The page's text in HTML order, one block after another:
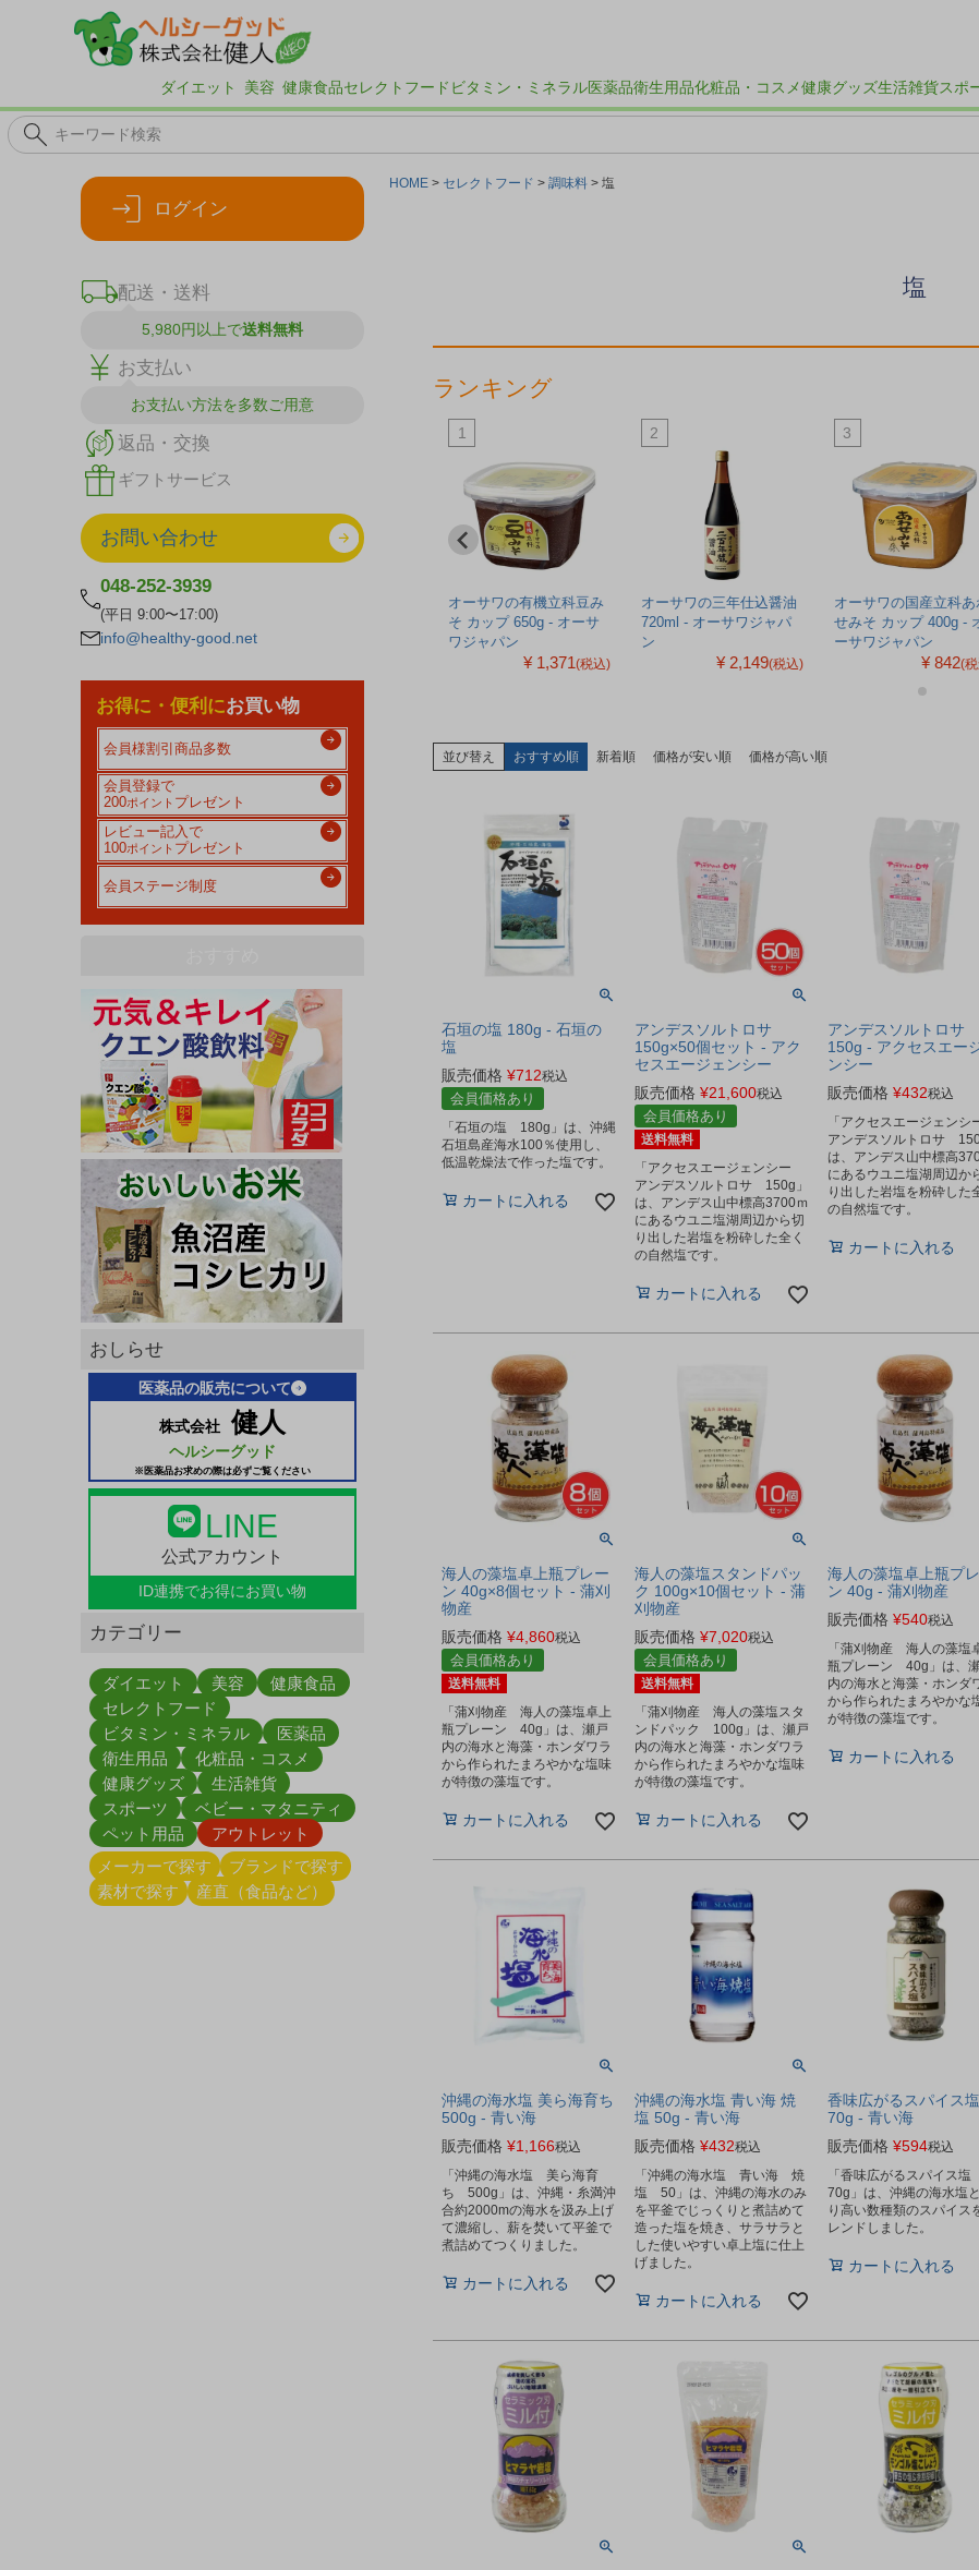
ダイエット 美容 健康食品セレクトフード ビタミン・ミネラル医薬品衛生用品化粧品・コスメ健康グッズ生活雑貨スポ
ログイン
配送・送料
5,980円以上で送料無料
お支払い
お支払い方法を多数ご用意
返品・交換
ギフトサービス
お問い合わせ
048-252-3939
(平日 9:00〜17:00)
info@healthy-good.net
お得に・便利にお買い物
会員様割引商品多数
会員登録で
200ポイント プレゼント
レビュー記入で
100ポイント プレゼント
会員ステージ制度
おしらせ
医薬品の販売について
株式会社 健人
ヘルシーグッド
※医薬品お求めの際は必ずご覧ください
LINE
公式アカウント
ID連携でお得にお買い物
カテゴリー
ダイエット 美容
健康食品
セレクトフード
ビタミン・ミネラル
医薬品
衛生用品
化粧品・コスメ
健康グッズ
生活雑貨
スポーツ
ベビー・マタニティ
ペット用品
アウトレット
メーカーで探す
ブランドで探す
素材で探す
産直（食品など）
HOME セレクトフード 調味料 塩
塩
ランキング
オーサワの蔵づくり有機
醤油 500ml - オーサワジ
ャパン
サワジャパン
1
オーサワの有機立科豆み
そ カップ 650g - オーサ
ワジャパン
¥ 1,371(税込)
2
オーサワの三年仕込醤油
720ml - オーサワジャパ
ン
¥ 2,149(税込)
3
オーサワの国産立科あ
せみそ カップ 400g -
ーサワジャパン
¥ 842(
並び替え おすすめ順 新着順 価格が安い順 価格が高い順
石垣の塩 180g - 石垣の
塩
販売価格 ¥712税込
会員価格あり
「石垣の塩 180g」は、沖縄
石垣島産海水100％使用し、
低温乾燥法で作った塩です。
カートに入れる
アンデスソルトロサ
150g×50個セット - アク
セスエージェンシー
販売価格 ¥21,600税込
会員価格あり
送料無料
「アクセスエージェンシー
アンデスソルトロサ 150g」
は、アンデス山中標高3700ｍ
にあるウユニ塩湖周辺から切
り出した岩塩を粉砕した全く
の自然塩です。
カートに入れる
アンデスソルトロサ
150g - アクセスエー
ンシー
販売価格 ¥432税込
「アクセスエージェンシ
アンデスソルトロサ
は、アンデス山中標高
にあるウユニ塩湖周辺か
り出した岩塩を粉砕した
の自然塩です。
カートに入れる
海人の藻塩卓上瓶プレー
ン 40g×8個セット - 蒲刈
物産
販売価格 ¥4,860税込
会員価格あり
送料無料
「蒲刈物産 海人の藻塩卓上
瓶プレーン 40g」は、瀬戸
内の海水と海藻・ホンダワラ
から作られたまろやかな塩味
が特徴の藻塩です。
カートに入れる
海人の藻塩スタンドパッ
ク 100g×10個セット - 蒲
刈物産
販売価格 ¥7,020税込
会員価格あり
送料無料
「蒲刈物産 海人の藻塩スタ
ンドパック 100g」は、瀬戸
内の海水と海藻・ホンダワラ
から作られたまろやかな塩味
が特徴の藻塩です。
カートに入れる
海人の藻塩卓上瓶プ
ン 40g - 蒲刈物産
販売価格 ¥540税込
「蒲刈物産 海人の藻塩
瓶プレーン 40g」は、
内の海水と海藻・ホンダ
から作られたまろやかな
が特徴の藻塩です。
カートに入れる
沖縄の海水塩 美ら海育ち
500g - 青い海
販売価格 ¥1,166税込
「沖縄の海水塩 美ら海育
ち 500g」は、沖縄・糸満沖
合約2000mの海水を汲み上げ
て濃縮し、薪を焚いて平釜で
煮詰めてつくりました。
カートに入れる
沖縄の海水塩 青い海 焼
塩 50g - 青い海
販売価格 ¥432税込
「沖縄の海水塩 青い海 焼
塩 50」は、沖縄の海水のみ
を平釜でじっくりと煮詰めて
造った塩を焼き、サラサラと
した使いやすい卓上塩に仕上
げました。
カートに入れる
香味広がるスパイス塩
70g - 青い海
販売価格 ¥594税込
「香味広がるスパイス塩
70g」は、沖縄の海水塩
り高い数種類のスパイス
レンドしました。
カートに入れる